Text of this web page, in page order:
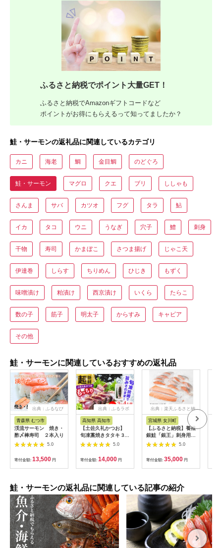
ふるさと納税でポイント大量GET！
ふるさと納税でAmazonギフトコードなど
ポイントがお得にもらえるって知ってましたか？
鮭・サーモンの返礼品に関連しているカテゴリ
カニ 海老 鯛 金目鯛 のどぐろ
鮭・サーモン マグロ クエ ブリ ししゃも
さんま サバ カツオ フグ タラ 鮎
イカ タコ ウニ うなぎ 穴子 鱧 刺身
干物 寿司 かまぼこ さつま揚げ じゃこ天
伊達巻 しらす ちりめん ひじき もずく
味噌漬け 粕漬け 西京漬け いくら たらこ
数の子 筋子 明太子 からすみ キャビア
その他
鮭・サーモンに関連しているおすすめの返礼品
出典：ふるなび
青森県 むつ市
渓流サーモン 焼き・
酢〆棒寿司 ２本入り
5.0
寄付金額: 13,500 円
出典：ふるラボ
高知県 高知市
【土佐久礼かつお】
旬凍藁焼きタタキ 3〜
4人前（約400g） / 高
知 土佐 久礼 かつお
カツオ 鰹 たたき タタ
キ 海鮮 魚 刺身 【株
式会社ジャパンダイニ
5.0
寄付金額: 14,000 円
出典：楽天ふるさと納
宮城県 女川町
【ふるさと納税】養殖
銀鮭「銀王」刺身用サ
クと定塩切身セット_
鮭 サーモン 銀鮭 銀王
刺身用 定塩 切身 海鮮
魚 美味しい 人気 送料
無料 【配送不可地
【1312833】
5.0
寄付金額: 35,000 円
鮭・サーモンの返礼品に関連している記事の紹介